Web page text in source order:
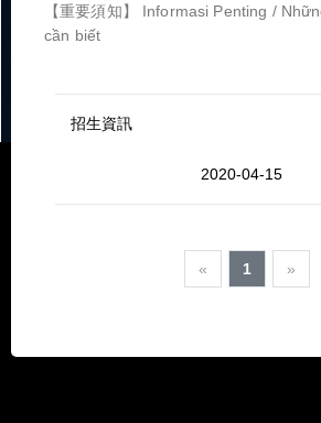
【重要須知】 Informasi Penting /
cần biết
招生資訊
2020-04-15
« 1 »